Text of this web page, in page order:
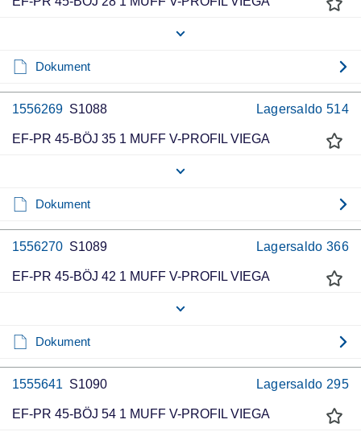
Dokument
1556269 S1088 Lagersaldo 514
EF-PR 45-BÖJ 35 1 MUFF V-PROFIL VIEGA
Dokument
1556270 S1089 Lagersaldo 366
EF-PR 45-BÖJ 42 1 MUFF V-PROFIL VIEGA
Dokument
1555641 S1090 Lagersaldo 295
EF-PR 45-BÖJ 54 1 MUFF V-PROFIL VIEGA